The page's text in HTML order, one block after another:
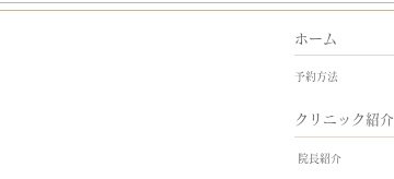
​ホーム
​予約方法
​クリニック紹介
​院長紹介